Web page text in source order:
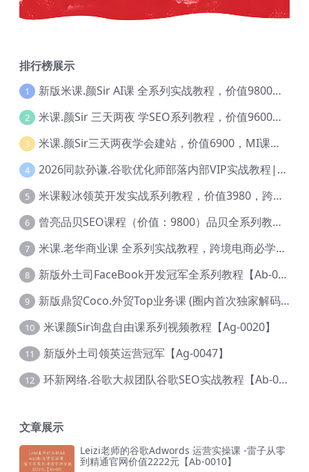
排行榜展示
1 新版米课.颜Sir AI课 全系列实战教程，价值9800，跨境首选！【Ag-0052】
2 米课.颜Sir 三天两夜 学SEO系列教程，价值9600元，跨境人都在学 【Ag-0056】
3 米课.颜Sir三天两夜学会建站，价值6900，MI课甄选课程 【Ag-0055】
4 2026同款孙谦.谷歌优化师部落内部VIP实战教程|价值4999元全网独家解码（官方报名版本）【@034】
5 米课毅冰领英开发实战系列教程，价值3980，跨境必选【Ag-0049】
6 曾亮品贝SEO课程（价值：9800）品贝全系列教程 【Ab-0022】
7 米课.老华商业课 全系列实战教程，跨境电商必学，价值16900元【Ag-0053】
8 新版外土司FaceBook开发冠军全系列教程【Ab-0021】
9 新版鼎贸Coco.外贸Top业务课 (圈内首次独家解码|460节课)【Ag-0091】
10 米课颜Sir询盘自由课系列视频教程【Ag-0020】
11 新版外土司领英运营冠军【Ag-0047】
12 环新网络.谷歌大叔团队谷歌SEO实战教程【Ab-0024】
文章展示
Leizi老师的谷歌Adwords 运营实操课 -雷子从零
到精通官网价值2222元【Ab-0010】